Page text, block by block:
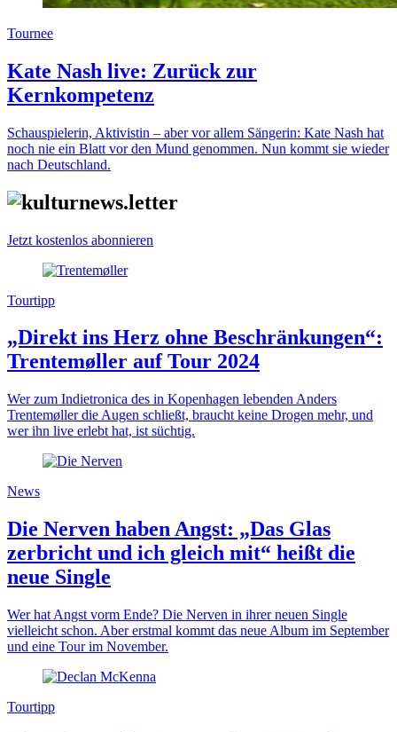
Tournee
Kate Nash live: Zurück zur
Kernkompetenz
Schauspielerin, Aktivistin – aber vor allem Sängerin: Kate Nash hat
noch nie ein Blatt vor den Mund genommen. Nun kommt sie wieder
nach Deutschland.
Jetzt kostenlos abonnieren
Tourtipp
„Direkt ins Herz ohne Beschränkungen“:
Trentemøller auf Tour 2024
Wer zum Indietronica des in Kopenhagen lebenden Anders
Trentemøller die Augen schließt, braucht keine Drogen mehr, und
wer ihn live erlebt hat, ist süchtig.
News
Die Nerven haben Angst: „Das Glas
zerbricht und ich gleich mit“ heißt die
neue Single
Wer hat Angst vorm Ende? Die Nerven in ihrer neuen Single
vielleicht schon. Aber erstmal kommt das neue Album im September
und eine Tour im November.
Tourtipp